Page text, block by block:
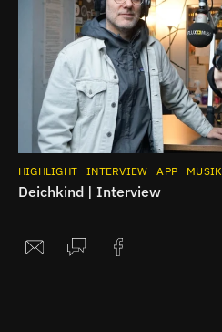
HIGHLIGHT INTERVIEW APP MUSIK
Deichkind | Interview